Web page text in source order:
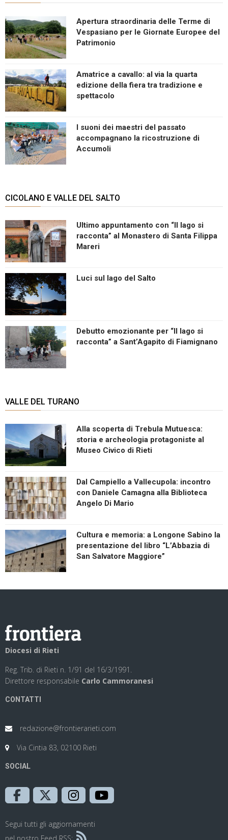
Apertura straordinaria delle Terme di
Vespasiano per le Giornate Europee del
Patrimonio
Amatrice a cavallo: al via la quarta
edizione della fiera tra tradizione e
spettacolo
I suoni dei maestri del passato
accompagnano la ricostruzione di
Accumoli
CICOLANO E VALLE DEL SALTO
Ultimo appuntamento con “Il lago si
racconta” al Monastero di Santa Filippa
Mareri
Luci sul lago del Salto
Debutto emozionante per “Il lago si
racconta” a Sant’Agapito di Fiamignano
VALLE DEL TURANO
Alla scoperta di Trebula Mutuesca:
storia e archeologia protagoniste al
Museo Civico di Rieti
Dal Campiello a Vallecupola: incontro
con Daniele Camagna alla Biblioteca
Angelo Di Mario
Cultura e memoria: a Longone Sabino la
presentazione del libro “L’Abbazia di
San Salvatore Maggiore”
Diocesi di Rieti
Reg. Trib. di Rieti n. 1/91 del 16/3/1991.
Direttore responsabile Carlo Cammoranesi
CONTATTI
redazione@frontierarieti.com
Via Cintia 83, 02100 Rieti
SOCIAL
Segui tutti gli aggiornamenti